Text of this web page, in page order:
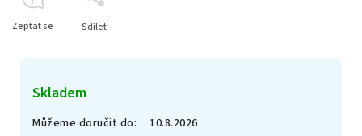
Skladem
Můžeme doručit do: 10.8.2026
Zeptat se Sdílet